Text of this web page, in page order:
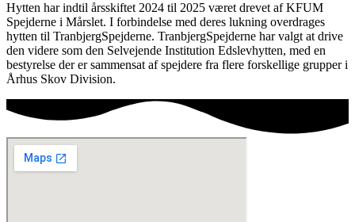
Hytten har indtil årsskiftet 2024 til 2025 været drevet af KFUM
Spejderne i Mårslet. I forbindelse med deres lukning overdrages
hytten til TranbjergSpejderne. TranbjergSpejderne har valgt at drive
den videre som den Selvejende Institution Edslevhytten, med en
bestyrelse der er sammensat af spejdere fra flere forskellige grupper i
Århus Skov Division.